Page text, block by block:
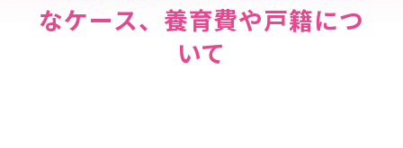
なケース、養育費や戸籍につ
いて